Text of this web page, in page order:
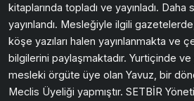
kitaplarında topladı ve yayınladı. Daha
yayınlandı. Mesleğiyle ilgili
köşe yazıları halen yayınlanmakta ve
bilgilerini paylaşmaktadır. Yurtiçinde ve
mesleki örgüte üye olan Yavuz, bir
Meclis Üyeliği yapmıştır. SETBİR